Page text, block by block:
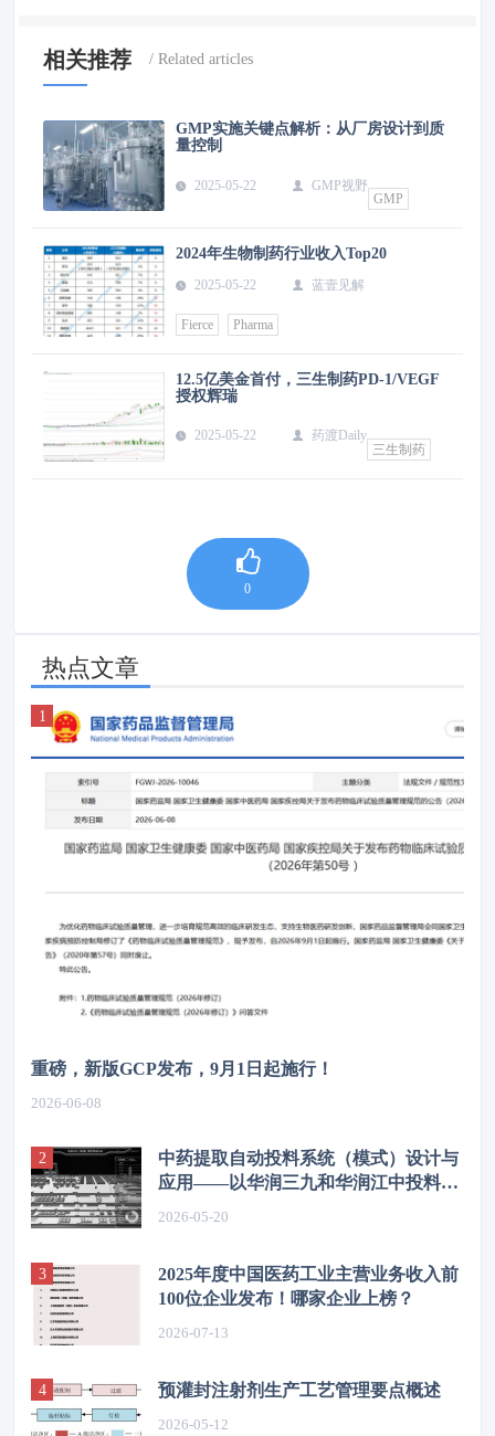
相关推荐
GMP实施关键点解析：从厂房设计到质
量控制
2025-05-22
GMP视野
GMP
2024年生物制药行业收入Top20
2025-05-22 蓝壹见解
Fierce Pharma
12.5亿美金首付，三生制药PD-1/VEGF
授权辉瑞
2025-05-22
药渡Daily
三生制药
0
热点文章
重磅，新版GCP发布，9月1日起施行！
2026-06-08
中药提取自动投料系统（模式）设计与
应用——以华润三九和华润江中投料系
2026-05-20
2025年度中国医药工业主营业务收入前
100位企业发布！哪家企业上榜？
2026-07-13
预灌封注射剂生产工艺管理要点概述
2026-05-12